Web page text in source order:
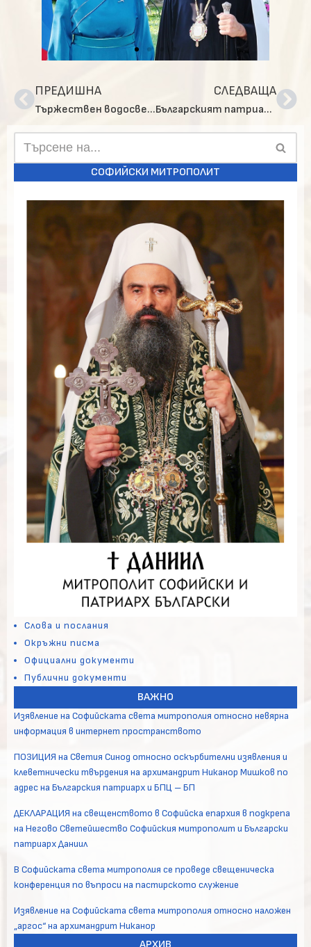
ПРЕДИШНА
Тържествен водосвет, отслужен от Българския патриарх Даниил, по повод 145 години от създаването на МВР
СЛЕДВАЩА
Българският патриарх Даниил присъства на прием в посолството на САЩ у нас по повод предстоящия празник на страната
СОФИЙСКИ МИТРОПОЛИТ
Слова и послания
Окръжни писма
Официални документи
Публични документи
ВАЖНО
Изявление на Софийската света митрополия относно невярна
информация в интернет пространството
ПОЗИЦИЯ на Светия Синод относно оскърбителни изявления и
клеветнически твърдения на архимандрит Никанор Мишков по
адрес на Българския патриарх и БПЦ – БП
ДЕКЛАРАЦИЯ на свещенството в Софийска епархия в подкрепа
на Негово Светейшество Софийския митрополит и Български
патриарх Даниил
В Софийската света митрополия се проведе свещеническа
конференция по въпроси на пастирското служение
Изявление на Софийската света митрополия относно наложен
„аргос“ на архимандрит Никанор